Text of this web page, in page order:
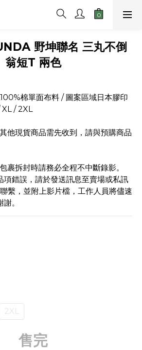
野坤聯名 三丸不倒
翁短T 兩色
棉單面布料 / 圖案區域日本膠印
/ 2XL
他現貨商品需先收到，請與預購商品
裹拆封時請務必全程不中斷錄影。
項錯誤，請於發送訊息至賣場或私訊
繫，並附上影片檔，工作人員將儘速
。
2XL
售完